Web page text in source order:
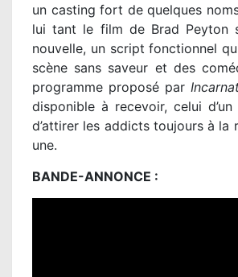
un casting fort de quelques
lui tant le film de Brad Peyton
nouvelle, un script fonctionnel
scène sans saveur et des
programme proposé par
disponible à recevoir, celui
d’attirer les addicts toujours à la
une.
BANDE-ANNONCE :